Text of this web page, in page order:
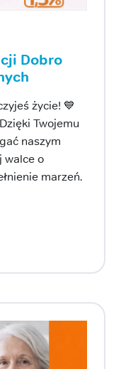
Dobro
życie! 💙
Twojemu
naszym
walce o
marzeń.